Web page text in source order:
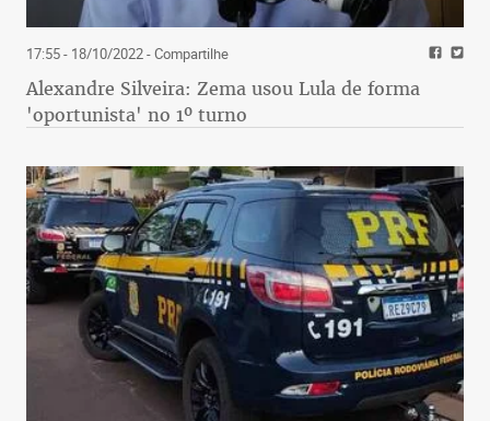
17:55 - 18/10/2022- Compartilhe
Alexandre Silveira: Zema usou Lula de forma
'oportunista' no 1º turno